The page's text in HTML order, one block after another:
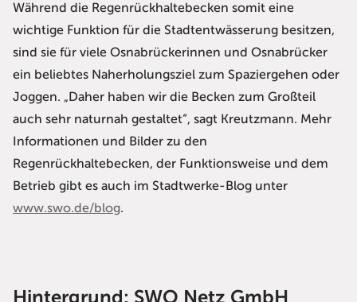
Während die Regenrückhaltebecken somit eine
wichtige Funktion für die Stadtentwässerung besitzen,
sind sie für viele Osnabrückerinnen und Osnabrücker
ein beliebtes Naherholungsziel zum Spaziergehen oder
Joggen. „Daher haben wir die Becken zum Großteil
auch sehr naturnah gestaltet“, sagt Kreutzmann. Mehr
Informationen und Bilder zu den
Regenrückhaltebecken, der Funktionsweise und dem
Betrieb gibt es auch im Stadtwerke-Blog unter
www.swo.de/blog.
Hintergrund: SWO Netz GmbH